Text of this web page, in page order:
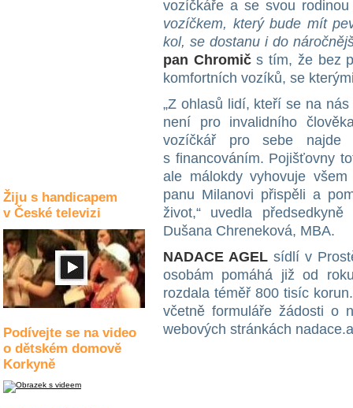
Žiju s handicapem
v České televizi
Podívejte se na video
o dětském domově
Korkyně
vozíčkáře a se svou
vozíčkem, který bude mít
kol, se dostanu i do
pan Chromičs tím, že bez
komfortních vozíků, se
„Z ohlasů lidí, kteří se na
není pro invalidního
vozíčkář pro sebe najde
s financováním. Pojišťovny
ale málokdy vyhovuje
panu Milanovi přispěli a
život,“ uvedla
Dušana Chreneková, MBA.
NADACE AGEL sídlí v
osobám pomáhá již od
rozdala téměř 800 tisíc
včetně formuláře žádosti o
webových stránkách